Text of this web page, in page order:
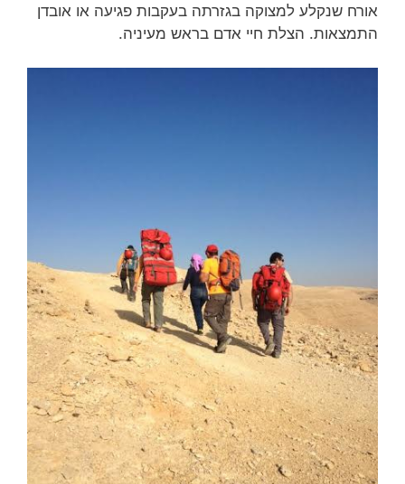
אורח שנקלע למצוקה בגזרתה בעקבות פגיעה או אובדן
התמצאות. הצלת חיי אדם בראש מעיניה.